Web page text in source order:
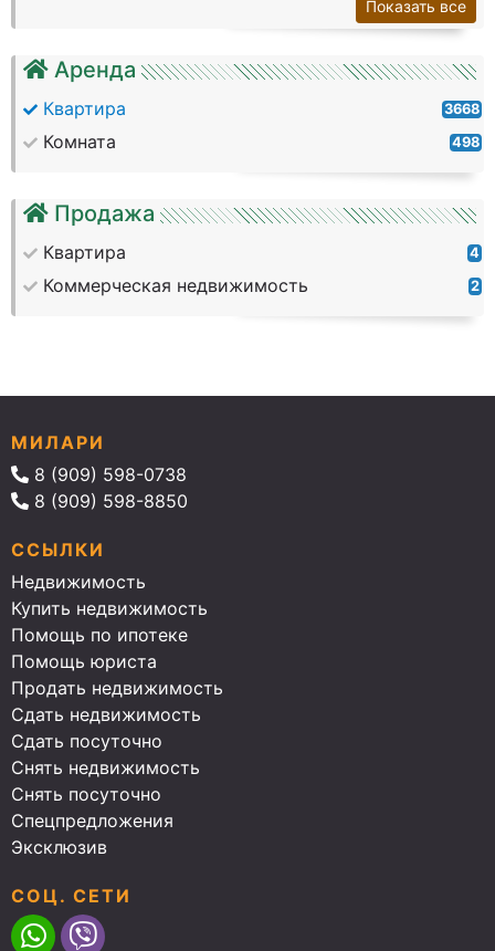
Аренда
Квартира 3668
Комната 498
Продажа
Квартира 4
Коммерческая недвижимость 2
Показать все
МИЛАРИ
8 (909) 598-0738
8 (909) 598-8850
ССЫЛКИ
Недвижимость
Купить недвижимость
Помощь по ипотеке
Помощь юриста
Продать недвижимость
Сдать недвижимость
Сдать посуточно
Снять недвижимость
Снять посуточно
Спецпредложения
Эксклюзив
СОЦ. СЕТИ